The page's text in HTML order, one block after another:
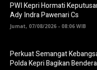
PWI Kepri Hormati
Ady Indra Pawenari Cs
Jumat, 07/08/2026 - 08:06 WIB
Perkuat Semangat
Polda Kepri Bagikan